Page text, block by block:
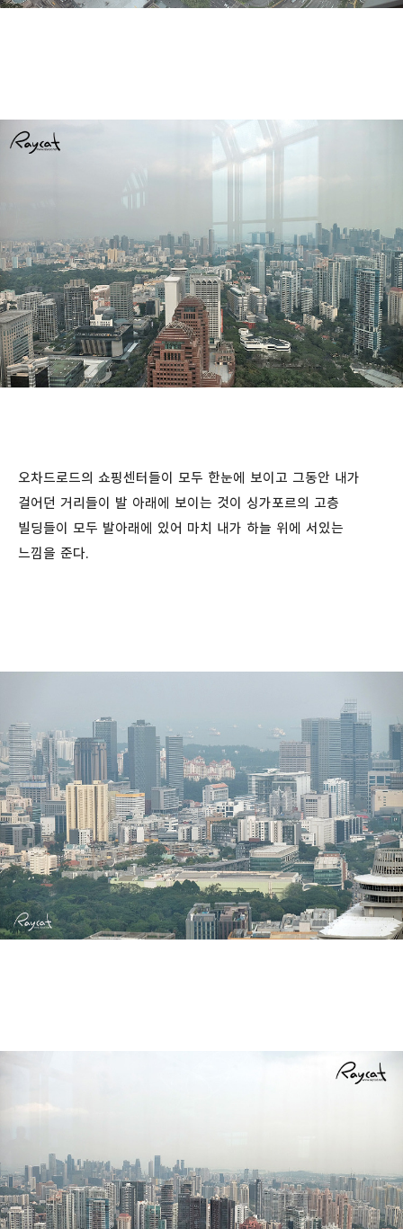
오차드로드의 쇼핑센터들이 모두 한눈에 보이고 그동안 내가
걸어던 거리들이 발 아래에 보이는 것이 싱가포르의 고층
빌딩들이 모두 발아래에 있어 마치 내가 하늘 위에 서있는
느낌을 준다.